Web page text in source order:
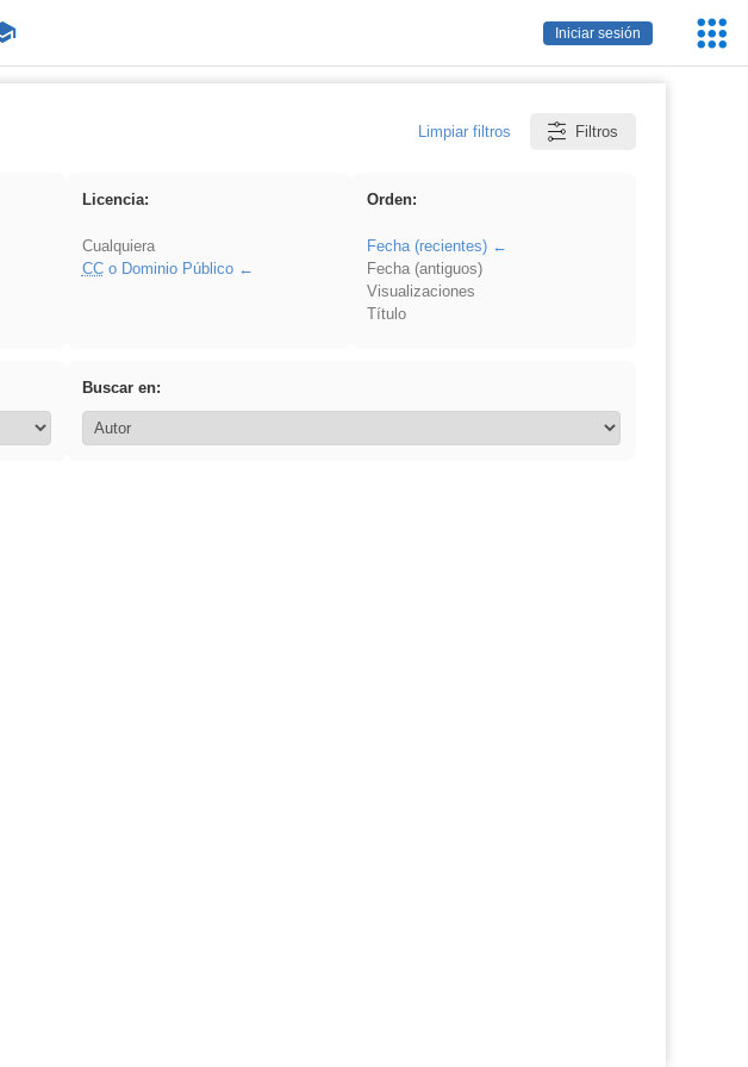
Iniciar sesión
Limpiar filtros Filtros
Licencia:
Cualquiera
CCo Dominio Público
Orden:
Fecha (recientes)
Fecha (antiguos)
Visualizaciones
Título
Buscar en: